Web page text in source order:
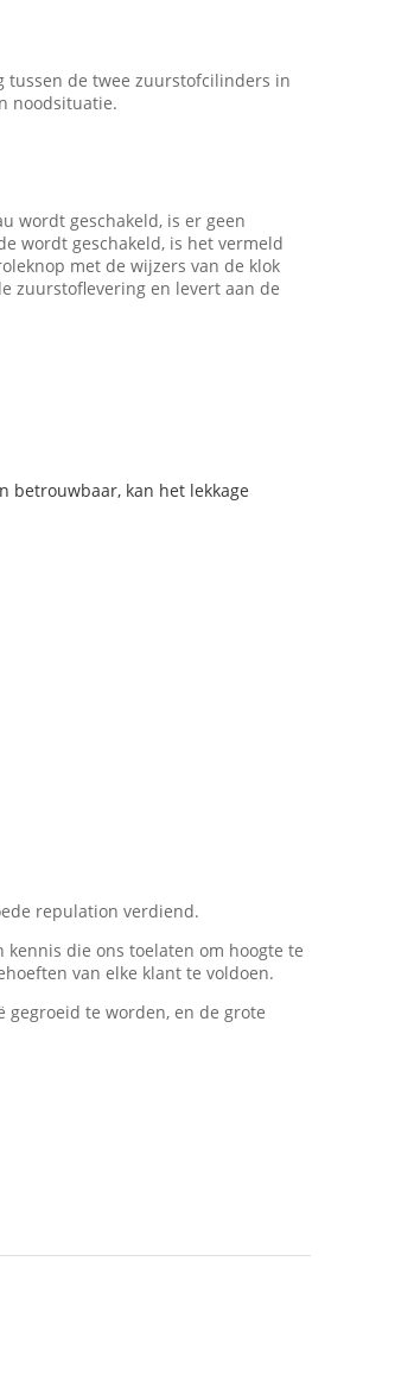
tussen de twee zuurstofcilinders in
noodsituatie.
wordt geschakeld, is er geen
wordt geschakeld, is het vermeld
met de wijzers van de klok
zuurstoflevering en levert aan de
betrouwbaar, kan het lekkage
repulation verdiend.
die ons toelaten om hoogte te
van elke klant te voldoen.
te worden, en de grote